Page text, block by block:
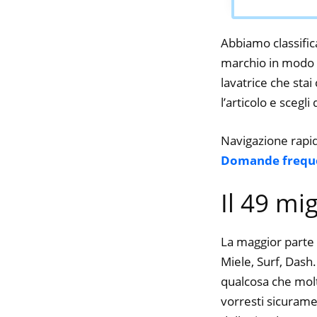
Abbiamo
marchio in
lavatrice che
l’articolo e
Navigazione
Domande
Il 49
La maggior
Miele, Surf,
qualcosa che
vorresti